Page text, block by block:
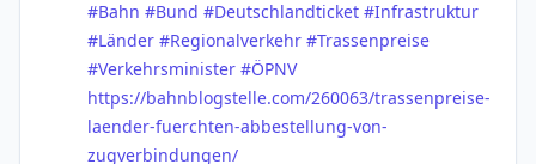
#Bahn #Bund #Deutschlandticket #Infrastruktur
#Länder #Regionalverkehr #Trassenpreise
#Verkehrsminister #ÖPNV
https://bahnblogstelle.com/260063/trassenpreise-
laender-fuerchten-abbestellung-von-
zugverbindungen/